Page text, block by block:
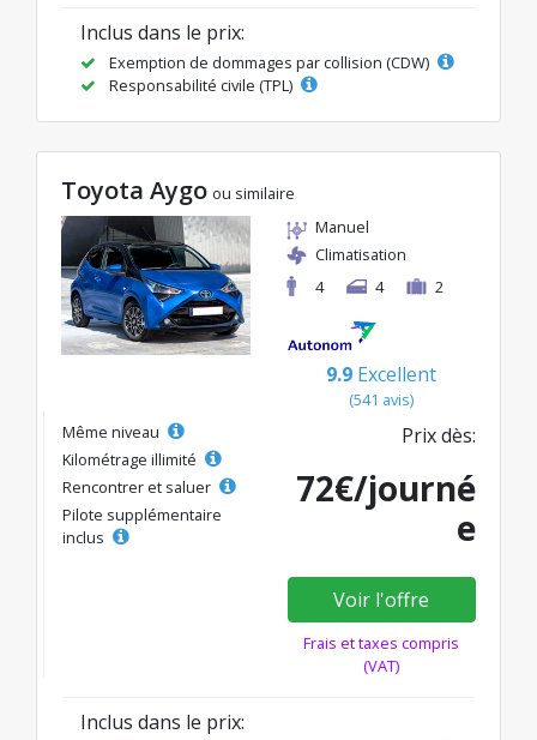
Inclus dans le prix:
Exemption de dommages par collision (CDW)
Responsabilité civile (TPL)
Toyota Aygo ou similaire
Manuel
Climatisation
4
4 2
9.9 Excellent
(541 avis)
Même niveau
Kilométrage illimité
Rencontrer et saluer
Pilote supplémentaire
inclus
Prix dès:
72€/journé
e
Voir l'offre
Frais et taxes compris
(VAT)
Inclus dans le prix: